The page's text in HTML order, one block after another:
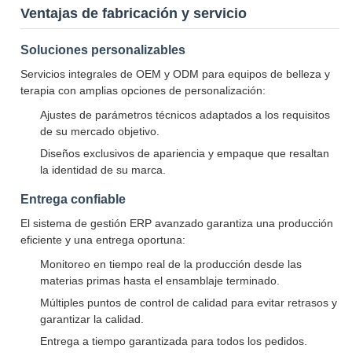
Ventajas de fabricación y servicio
Soluciones personalizables
Servicios integrales de OEM y ODM para equipos de belleza y
terapia con amplias opciones de personalización:
Ajustes de parámetros técnicos adaptados a los requisitos
de su mercado objetivo.
Diseños exclusivos de apariencia y empaque que resaltan
la identidad de su marca.
Entrega confiable
El sistema de gestión ERP avanzado garantiza una producción
eficiente y una entrega oportuna:
Monitoreo en tiempo real de la producción desde las
materias primas hasta el ensamblaje terminado.
Múltiples puntos de control de calidad para evitar retrasos y
garantizar la calidad.
Entrega a tiempo garantizada para todos los pedidos.